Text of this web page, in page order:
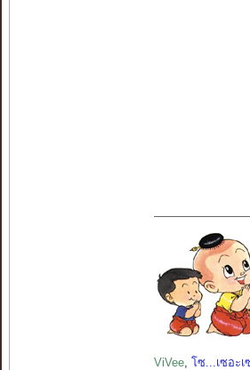
ViVee, โซ...เซอะเ